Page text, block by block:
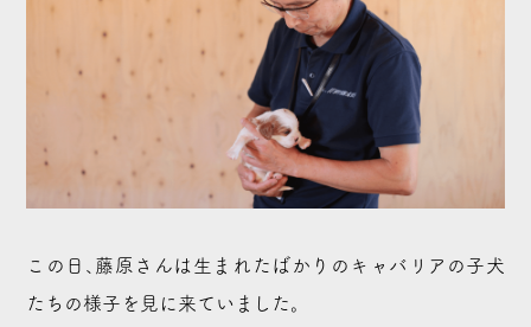
この日、藤原さんは生まれたばかりのキャバリアの子犬
たちの様子を見に来ていました。